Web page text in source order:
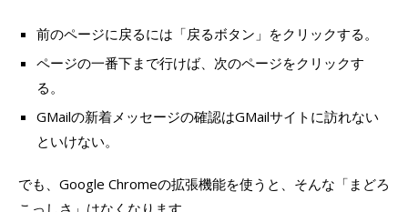
前のページに戻るには「戻るボタン」をクリックする。
ページの一番下まで行けば、次のページをクリックす
る。
GMailの新着メッセージの確認はGMailサイトに訪れない
といけない。
でも、Google Chromeの拡張機能を使うと、そんな「まどろ
こっしさ」はなくなります。